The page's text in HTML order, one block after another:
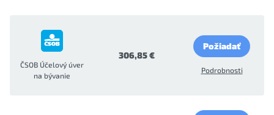
ČSOB Účelový úver
na bývanie
306,85 €
Požiadať
Podrobnosti